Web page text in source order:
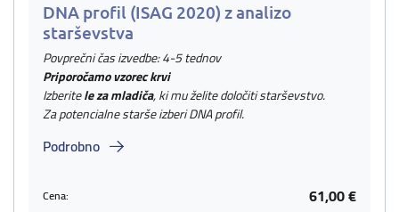
DNA profil (ISAG 2020) z analizo
starševstva
Povprečni čas izvedbe: 4-5 tednov
Priporočamo vzorec krvi
Izberitele za mladiča, ki mu želite določiti starševstvo.
Za potencialne starše izberi DNA profil.
Podrobno
Cena: 61,00 €